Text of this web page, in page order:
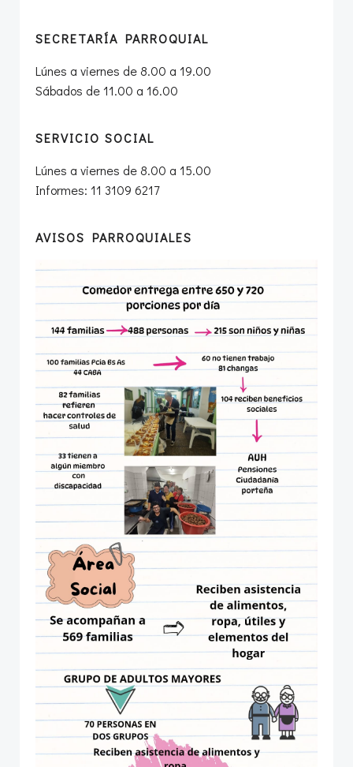
SECRETARÍA PARROQUIAL
Lúnes a viernes de 8.00 a 19.00
Sábados de 11.00 a 16.00
SERVICIO SOCIAL
Lúnes a viernes de 8.00 a 15.00
Informes: 11 3109 6217
AVISOS PARROQUIALES